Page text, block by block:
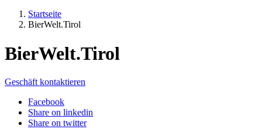
Startseite
BierWelt.Tirol
BierWelt.Tirol
Geschäft kontaktieren
Facebook
Share on linkedin
Share on twitter